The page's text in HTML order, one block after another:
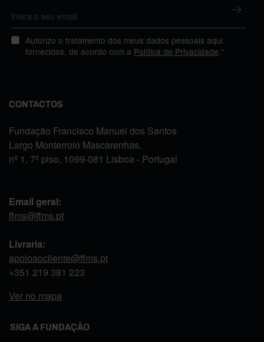
Autorizo o tratamento dos meus dados pessoais aqui
fornecidos, de acordo com a Política de Privacidade .*
CONTACTOS
Fundação Francisco Manuel dos Santos
Largo Monterroio Mascarenhas,
nº 1, 7º piso, 1099-081 Lisboa - Portugal
Email geral:
ffms@ffms.pt
Livraria:
apoioaocliente@ffms.pt
+351 219 381 223
Ver no mapa
SIGA A FUNDAÇÃO